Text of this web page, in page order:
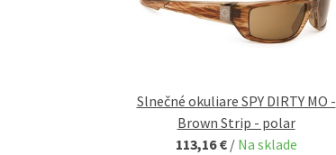
Slnečné okuliare SPY DIRTY MO -
Brown Strip - polar
113,16 € / Na sklade